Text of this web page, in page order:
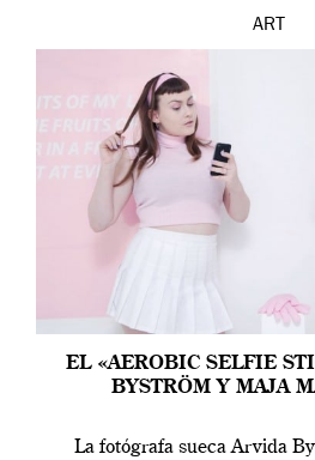
ART
EL «AEROBIC SELFIE
BYSTRÖM Y MAJA
La fotógrafa sueca Arvida